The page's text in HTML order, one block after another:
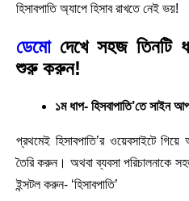
হিসাবপাতি অ্যাপে হিসাব রাখতে নেই ভয়!
ডেমোদেখে সহজ তিনটি
শুরু করুন!
১ম ধাপ- হিসবাপাতি’তে সাইন
প্রথমেই হিসাবপাতি’র ওয়েবসাইটে
তৈরি করুন। অথবা ব্যবসা
ইন্সটল করুন- ‘হিসাবপাতি’